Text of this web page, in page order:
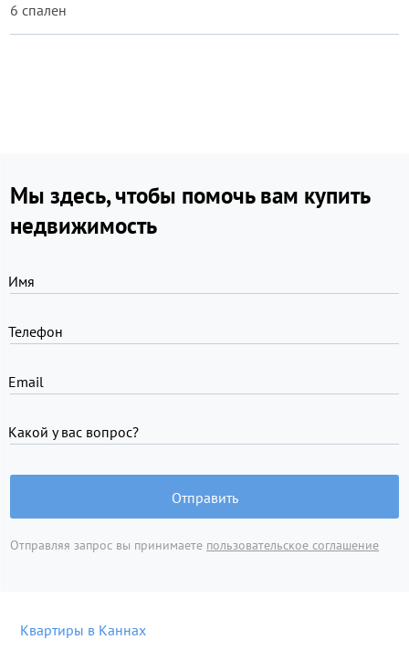
6 спален
Мы здесь, чтобы помочь вам купить
недвижимость
Имя
Телефон
Email
Какой у вас вопрос?
Отправить
Отправляя запрос вы принимаете пользовательское соглашение
Квартиры в Каннах